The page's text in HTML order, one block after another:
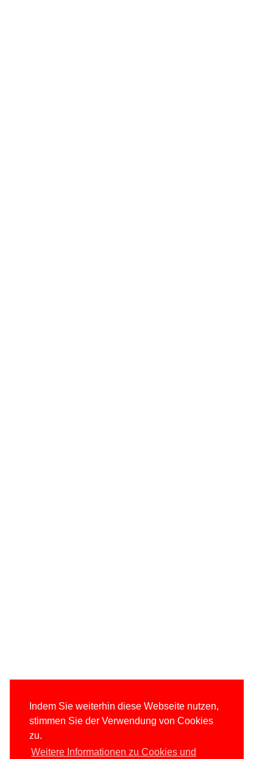
Indem Sie weiterhin diese Webseite nutzen,
stimmen Sie der Verwendung von Cookies
zu.
Weitere Informationen zu Cookies und